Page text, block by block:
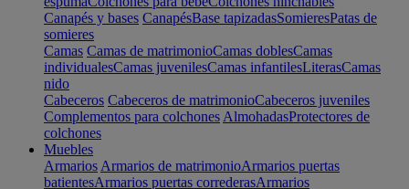
Canapés y bases CanapésBase tapizadasSomieresPatas de
somieres
Camas Camas de matrimonioCamas doblesCamas
individualesCamas juvenilesCamas infantilesLiterasCamas
nido
Cabeceros Cabeceros de matrimonioCabeceros juveniles
Complementos para colchones AlmohadasProtectores de
colchones
Muebles
Armarios Armarios de matrimonioArmarios puertas
batientesArmarios puertas correderasArmarios